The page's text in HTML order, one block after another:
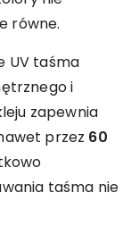
równe.
UV taśma
i
zapewnia
przez 60
taśma nie